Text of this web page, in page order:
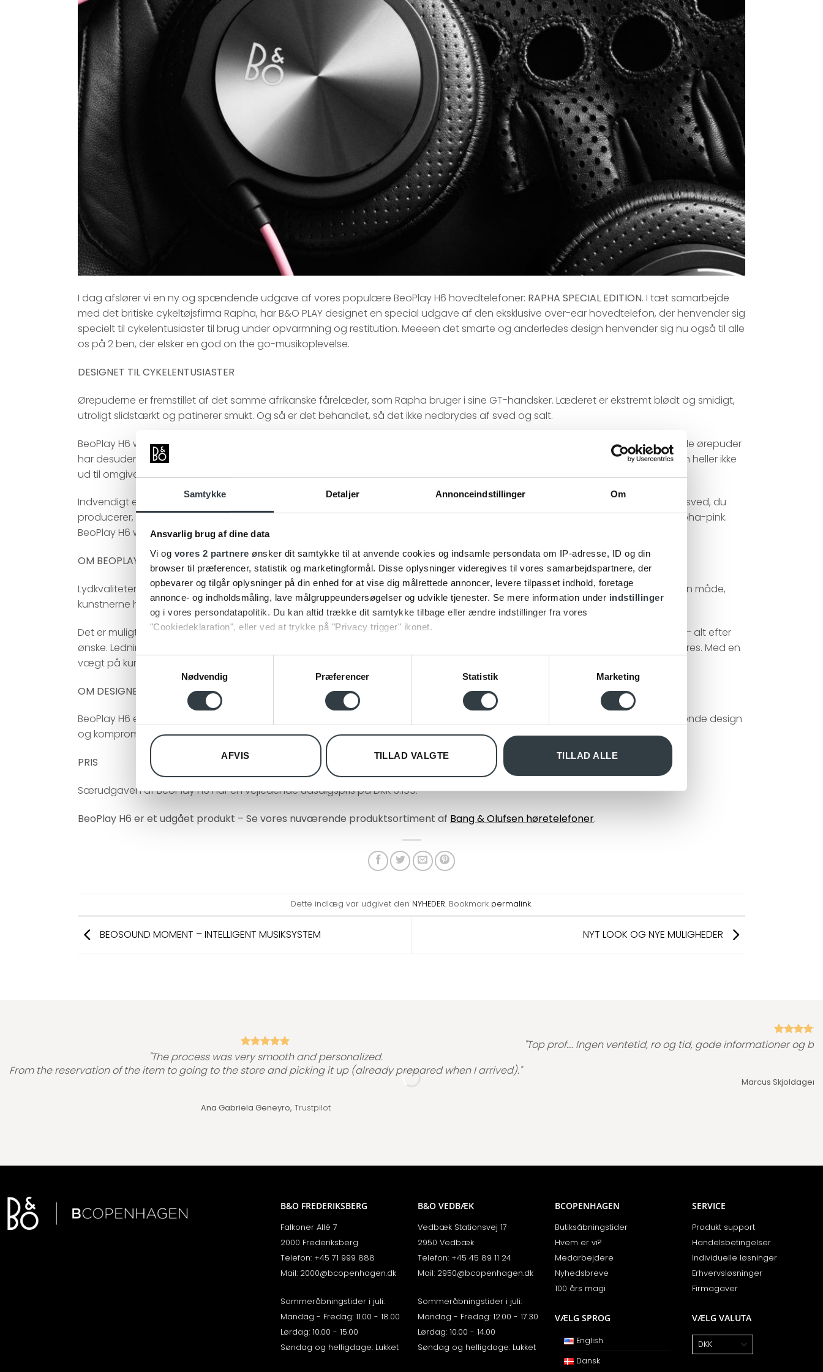
Samtykke Detaljer Annonceindstillinger Om
Ansvarlig brug af dine data
Vi og vores 2 partnere ønsker dit samtykke til at anvende cookies og indsamle persondata om IP-adresse, ID og din
browser til præferencer, statistik og marketingformål. Disse oplysninger videregives til vores samarbejdspartnere, der
opbevarer og tilgår oplysninger på din enhed for at vise dig målrettede annoncer, levere tilpasset indhold, foretage
annonce- og indholdsmåling, lave målgruppeundersøgelser og udvikle tjenester. Se mere information under indstillinger
og i vores persondatapolitik. Du kan altid trække dit samtykke tilbage eller ændre indstillinger fra vores
"Cookiedeklaration", eller ved at trykke på "Privacy trigger" ikonet.
Dine valg anvendes på hele websitet.
vores trafik. Vi deler også oplysninger om din brug af vores hjemmeside med vores partnere inden for sociale medier,
Samtykkevalg
Nødvendig
Præferencer Statistik Marketing
AFVIS TILLAD VALGTE TILLAD ALLE
I dag afslører vi en ny og spændende udgave af vores populære BeoPlay H6 hovedtelefoner: RAPHA SPECIAL EDITION. I tæt samarbejde
med det britiske cykeltøjsfirma Rapha, har B&O PLAY designet en special udgave af den eksklusive over-ear hovedtelefon, der henvender sig
specielt til cykelentusiaster til brug under opvarmning og restitution. Meeeen det smarte og anderledes design henvender sig nu også til alle
os på 2 ben, der elsker en god on the go-musikoplevelse.
DESIGNET TIL CYKELENTUSIASTER
Ørepuderne er fremstillet af det samme afrikanske fårelæder, som Rapha bruger i sine GT-handsker. Læderet er ekstremt blødt og smidigt,
utroligt slidstærkt og patinerer smukt. Og så er det behandlet, så det ikke nedbrydes af sved og salt.
BeoPlay H6 with Rapha sidder godt og sikkert på hovedet – også når der arbejdes hårdt på home traineren. De specialdesignede ørepuder
har desuden en effektiv “passiv støjisolering”, som forhindrer udefrakommende lyde i at forstyrre musikken. Modsat siver musikken heller ikke
ud til omgivelserne.
Indvendigt er hovedbøjlen beklædt med tekstil fra Raphas pro team-produkter – et materiale, som er designet til at klare al den sved, du
producerer, når du kører på den store klinge. Det solide kabel og stoffet på ørepudens inderside er holdt i den karakteristiske Rapha-pink.
BeoPlay H6 with Rapha sidder godt og sikkert på hovedet – også når der køres stærkt.
OM BEOPLAY H6
Lydkvaliteten i BeoPlay H6 er i særklasse. Den er klar, umanipuleret og uden overdreven bas, og den præsenterer musikken på den måde,
kunstnerne havde tænkt sig, den skulle lyde.
Det er muligt at serieforbinde BeoPlay H6 og dele musikken med andre, og ledningen kan enten tilsluttes i højre eller venstre side – alt efter
ønske. Ledningen er desuden forsynet med en lille fjernbetjening og en mikrofon, så afspilningen og lydstyrken hurtigt kan reguleres. Med en
vægt på kun 230 gram er BeoPlay H6 nemme at have med på farten og stadig behagelige efter lang tids brug.
OM DESIGNEREN
BeoPlay H6 er designet af danske Jakob Wagner, en ambitiøs industridesigner kendt for sine spændende, dynamiske og sprudlende design
og kompromisløse tilgang til kvalitet og funktion.
PRIS
Særudgaven af BeoPlay H6 har en vejledende udsalgspris på DKK 3.199.
BeoPlay H6 er et udgået produkt – Se vores nuværende produktsortiment af Bang & Olufsen høretelefoner.
Dette indlæg var udgivet den NYHEDER. Bookmark permalink.
BEOSOUND MOMENT – INTELLIGENT MUSIKSYSTEM NYT LOOK OG NYE MULIGHEDER
"The process was very smooth and personalized.
From the reservation of the item to going to the store and picking it up (already prepared when I arrived)."
Ana Gabriela Geneyro, Trustpilot
"Top prof…. Ingen ventetid, ro og tid, gode informationer og
Marcus Skjoldager,
B&O FREDERIKSBERG
Falkoner Allé 7
2000 Frederiksberg
Telefon: +45 71 999 888
Mail: 2000@bcopenhagen.dk
Sommeråbningstider i juli:
Mandag - Fredag: 11.00 - 18.00
Lørdag: 10.00 - 15.00
Søndag og helligdage: Lukket
B&O VEDBÆK
Vedbæk Stationsvej 17
2950 Vedbæk
Telefon: +45 45 89 11 24
Mail: 2950@bcopenhagen.dk
Sommeråbningstider i juli:
Mandag - Fredag: 12.00 - 17.30
Lørdag: 10.00 - 14.00
Søndag og helligdage: Lukket
BCOPENHAGEN
Butiksåbningstider
Hvem er vi?
Medarbejdere
Nyhedsbreve
100 års magi
VÆLG SPROG
English
Dansk
SERVICE
Produkt support
Handelsbetingelser
Individuelle løsninger
Erhvervsløsninger
Firmagaver
VÆLG VALUTA